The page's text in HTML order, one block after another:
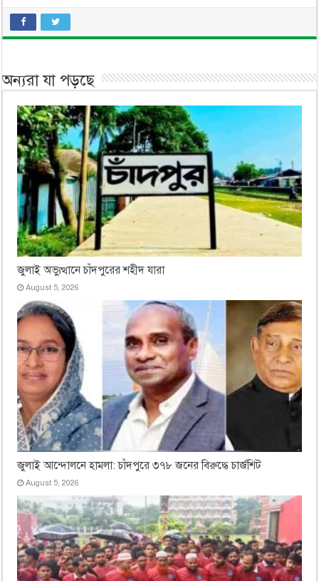
অন্যরা যা পড়ছে
জুলাই অভ্যুত্থানে চাঁদপুরের শহীদ যারা
August 5, 2026
জুলাই আন্দোলনে হামলা: চাঁদপুরে ৩৭৮ জনের বিরুদ্ধে চার্জশিট
August 5, 2026